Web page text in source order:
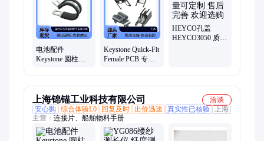
HEYCO电缆夹、AC驱动线、保险原器件、PCB快装母端子、
HEYCO孔塞孔盖、孔塞孔盖、KATO手动工具、HEYCO 线扣、
HEYCO防水接头、电缆中间接头、双侧锁定门锁、连接刀形插
头
电池配件
Keystone 圆柱电
Keystone Quick-Fit
Female PCB 专用
HEYCO孔盖
HEYCO3050 质量
上海锦锚工业科技有限公司
洽谈
安心购
综合体验L0 回复及时 出价迅速 真实性已核验
上海
主营： 连接片、船舶物料手册